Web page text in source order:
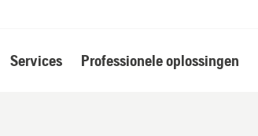
Services Professionele oplossingen